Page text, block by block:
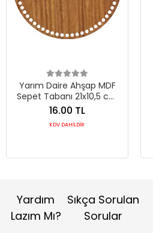
Yarım Daire Ahşap MDF
Sepet Tabanı 21x10,5 cm
(Seçilebilir Delik Çapı)
16.00 TL
KDV DAHİLDİR
Yardım
Lazım Mı?
Sıkça Sorulan
Sorular